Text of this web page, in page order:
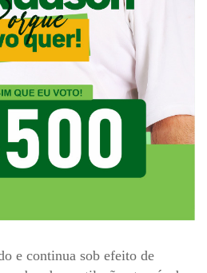
e continua sob efeito de